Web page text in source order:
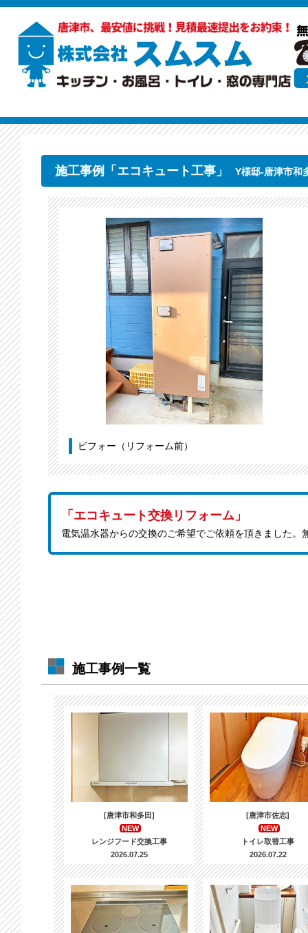
施工事例「エコキュート工事」 Y様邸-唐津市和
ビフォー（リフォーム前）
「エコキュート交換リフォーム」
電気温水器からの交換のご希望でご依頼を頂きました
施工事例一覧
[唐津市和多田]
NEW
レンジフード交換工事
2026.07.25
[唐津市佐志]
NEW
トイレ取替工事
2026.07.22